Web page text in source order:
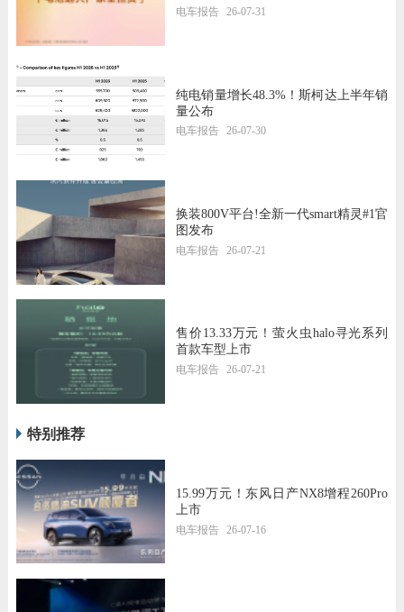
电车报告 26-07-31
纯电销量增长48.3%！斯柯达上半年销
量公布
电车报告 26-07-30
换装800V平台!全新一代smart精灵#1官
图发布
电车报告 26-07-21
售价13.33万元！萤火虫halo寻光系列
首款车型上市
电车报告 26-07-21
特别推荐
15.99万元！东风日产NX8增程260Pro
上市
电车报告 26-07-16